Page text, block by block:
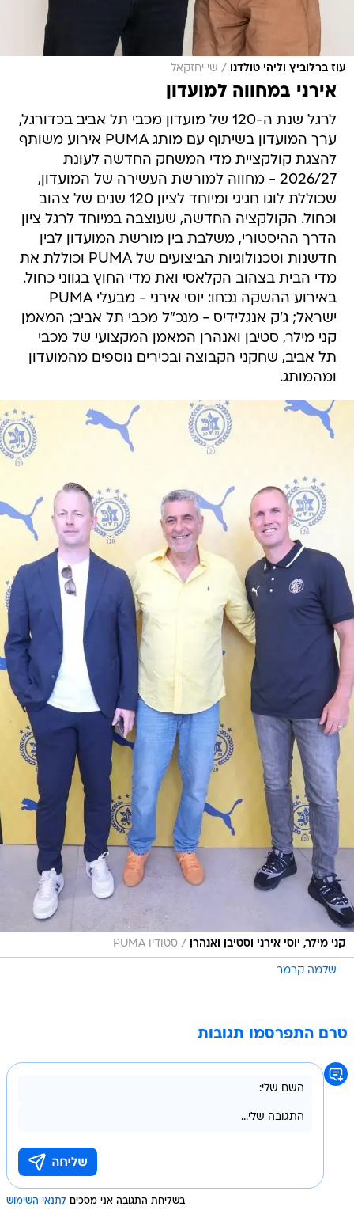
עוז ברלוביץ וליהי טולדנו / שי יחזקאל
אירני במחווה למועדון
לרגל שנת ה-120 של מועדון מכבי תל אביב בכדורגל,
ערך המועדון בשיתוף עם מותג PUMA אירוע משותף
להצגת קולקציית מדי המשחק החדשה לעונת
2026/27 - מחווה למורשת העשירה של המועדון,
שכוללת לוגו חגיגי ומיוחד לציון 120 שנים של צהוב
וכחול. הקולקציה החדשה, שעוצבה במיוחד לרגל ציון
הדרך ההיסטורי, משלבת בין מורשת המועדון לבין
חדשנות וטכנולוגיות הביצועים של PUMA וכוללת את
מדי הבית בצהוב הקלאסי ואת מדי החוץ בגווני כחול.
באירוע ההשקה נכחו: יוסי אירני - מבעלי PUMA
ישראל; ג'ק אנגלידיס - מנכ"ל מכבי תל אביב; המאמן
קני מילר, סטיבן ואנהרן המאמן המקצועי של מכבי
תל אביב, שחקני הקבוצה ובכירים נוספים מהמועדון
ומהמותג.
קני מילר, יוסי אירני וסטיבן ואנהרן / סטודיו PUMA
שלמה קרמר
טרם התפרסמו תגובות
בשליחת התגובה אני מסכים לתנאי השימוש